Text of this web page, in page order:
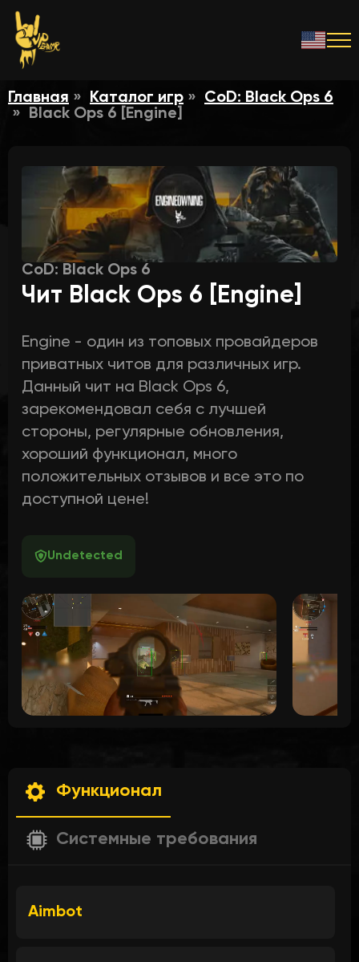
Главная Каталог игр
CoD: Black Ops 6
Black Ops 6 [Engine]
CoD: Black Ops 6
Чит Black Ops 6 [Engine]
Engine - один из топовых провайдеров
приватных читов для различных игр.
Данный чит на Black Ops 6,
зарекомендовал себя с лучшей
стороны, регулярные обновления,
хороший функционал, много
положительных отзывов и все это по
доступной цене!
Undetected
Функционал
Системные требования
Aimbot